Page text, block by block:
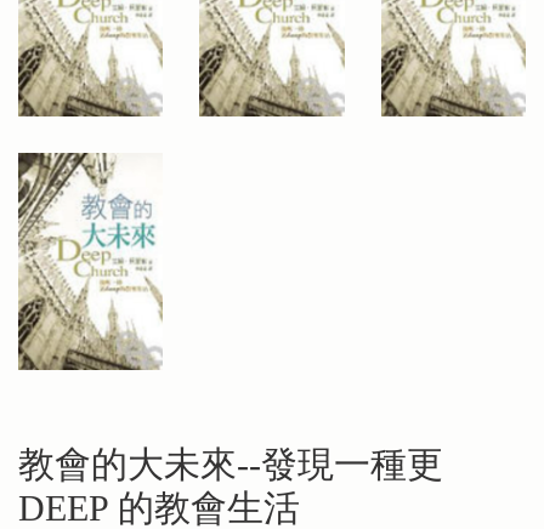
教會的大未來--發現一種更
DEEP 的教會生活